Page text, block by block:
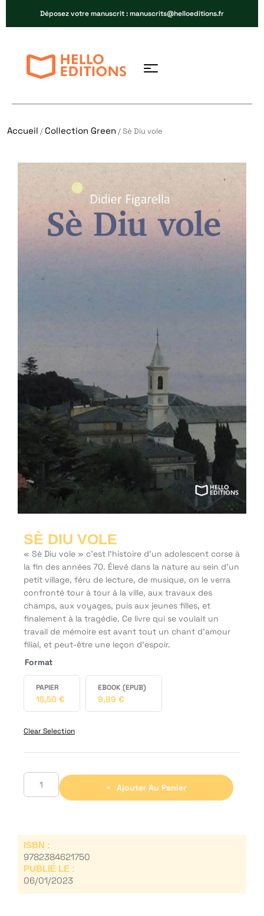
Déposez votre manuscrit : manuscrits@helloeditions.fr
Accueil /Collection Green / Sè Diu vole
SÈ DIU VOLE
« Sè Diu vole » c’est l’histoire d’un adolescent corse à
la fin des années 70. Élevé dans la nature au sein d’un
petit village, féru de lecture, de musique, on le verra
confronté tour à tour à la ville, aux travaux des
champs, aux voyages, puis aux jeunes filles, et
finalement à la tragédie. Ce livre qui se voulait un
travail de mémoire est avant tout un chant d’amour
filial, et peut-être une leçon d’espoir.
Format
PAPIER
15,50 €
EBOOK (EPUB)
9,99 €
Clear Selection
Ajouter Au Panier
ISBN :
9782384621750
PUBLIÉ LE :
06/01/2023